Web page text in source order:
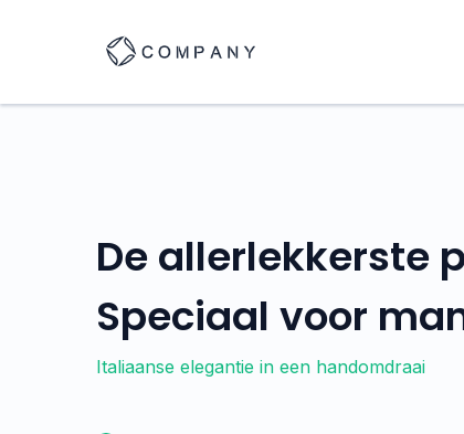
De allerlekkerste
Speciaal voor
Italiaanse elegantie in een handomdraai